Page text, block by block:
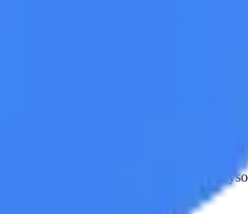
e-handelsvideotyper sammen med
med flere vinkler kan forbrugerne
Shopify-produktsider.
jævn pan- og tilt-bevægelse, bløde